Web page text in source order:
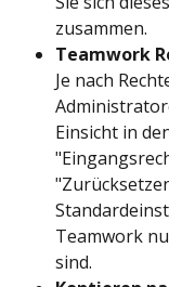
zusammen.
Teamwork
Je nach
Einsicht in
Teamwork
sind.